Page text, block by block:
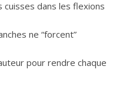
cuisses dans les flexions
ne “forcent”
pour rendre chaque